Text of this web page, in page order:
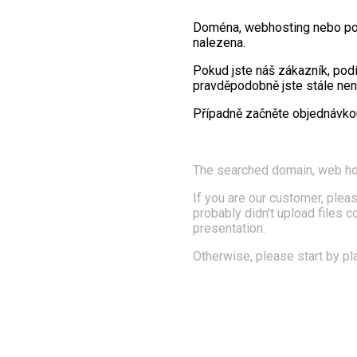
Doména, webhosting nebo
nalezena.
Pokud jste náš zákazník,
pravděpodobně jste stále
Případně začněte
The searched domain, web
If you are our customer,
probably didn't upload files
presentation.
Otherwise, please start by